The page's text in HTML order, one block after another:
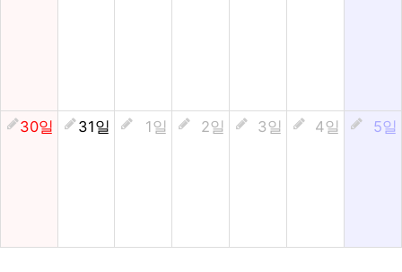
30일 31일 1일 2일 3일 4일 5일